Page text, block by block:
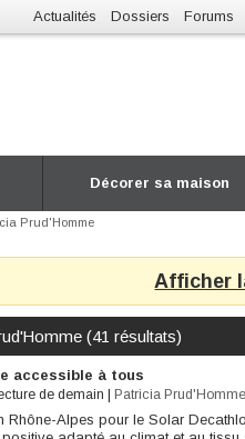
Actualités Dossiers Forums
Décorer sa maison
Prud'Homme
Afficher
(41 résultats)
accessible à tous
de demain Patricia Prud'Homme
Rhône-Alpes pour le Solar